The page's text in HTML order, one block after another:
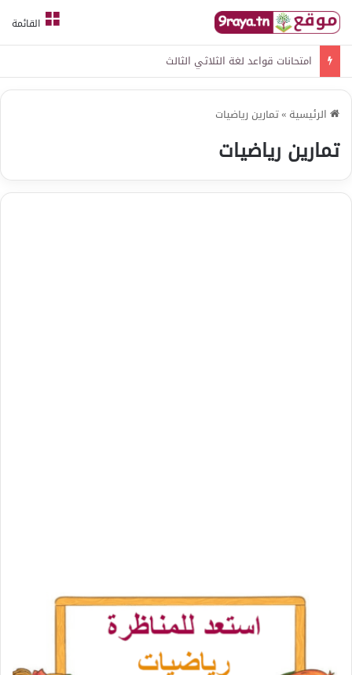
القائمة
امتحانات قواعد لغة الثلاثي الثالث
الرئيسية »تمارين رياضيات
تمارين رياضيات